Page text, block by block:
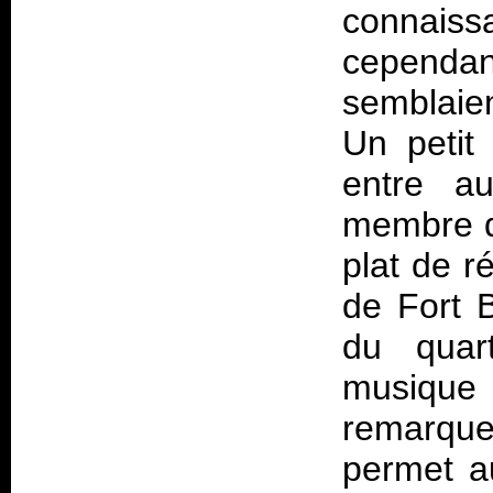
Un petit
entre
membre
plat de
de Fort
du
permet